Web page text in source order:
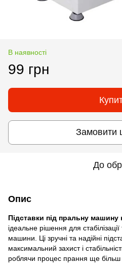
В наявності
99 грн
Замовити
До
Опис
Підставки під пральну машину
ідеальне рішення для
машини. Ці зручні та надійні
максимальний захист і
роблячи процес прання ще